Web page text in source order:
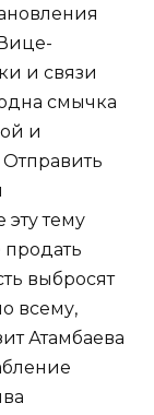
и связи
смычка
и
тему
продать
выбросят
всему,
Атамбаева